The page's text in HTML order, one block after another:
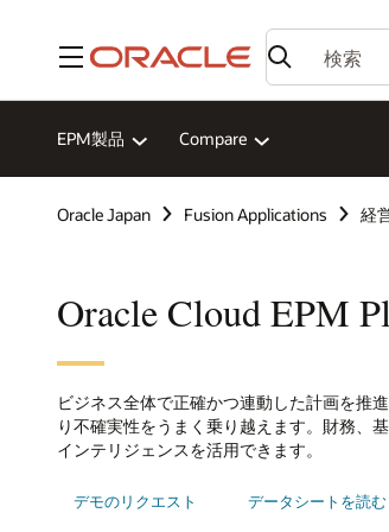
メニュー
EPM製品 Compare
Oracle Japan Fusion Applications 経
Oracle Cloud EPM
ビジネス全体で正確かつ連動した計画を推
り不確実性をうまく乗り越えます。財務、
インテリジェンスを活用できます。
デモのリクエスト データシートを読む